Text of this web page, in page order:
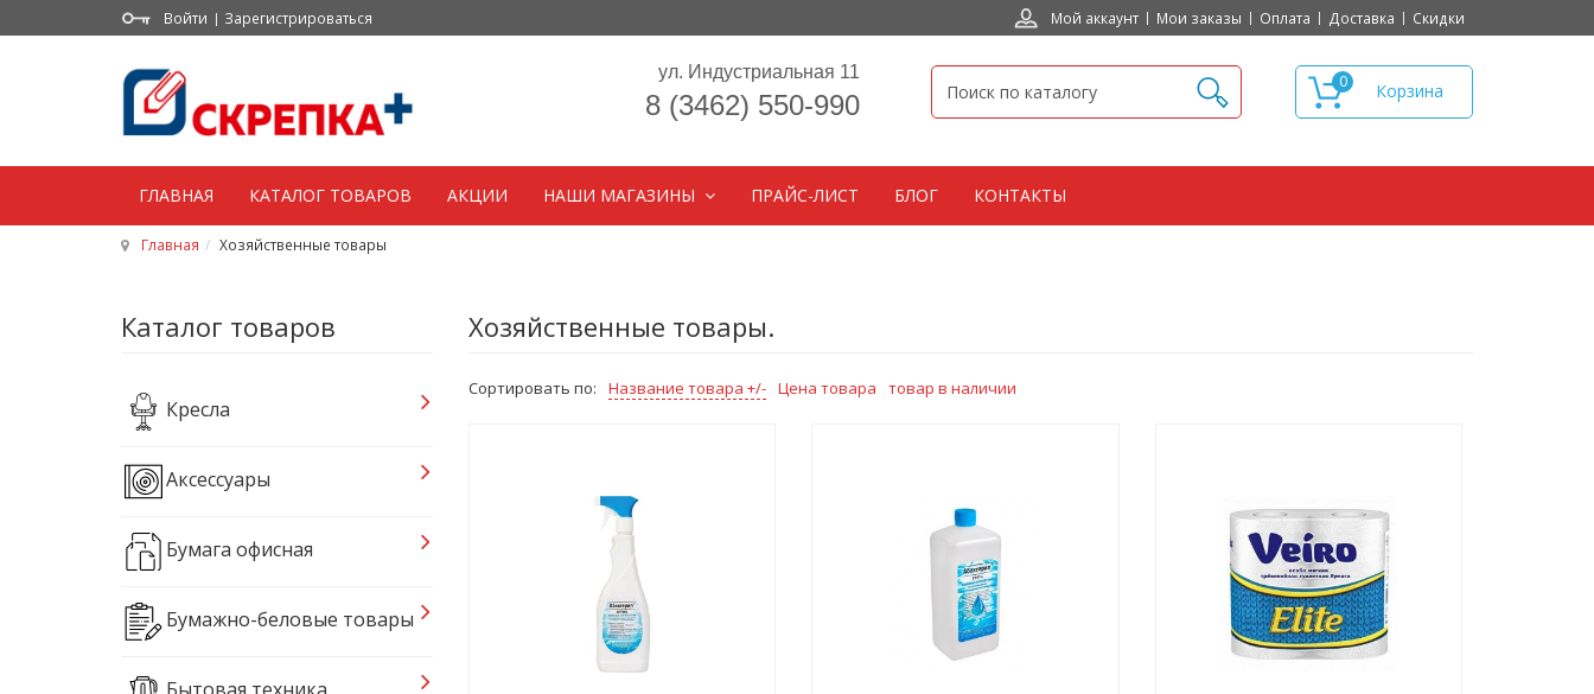
Войти Зарегистрироваться Мой аккаунт Мои заказы Оплата Доставка Скидки
ул. Индустриальная 11
8 (3462) 550-990
0
ГЛАВНАЯ КАТАЛОГ ТОВАРОВ АКЦИИ НАШИ МАГАЗИНЫ ПРАЙС-ЛИСТ БЛОГ КОНТАКТЫ
Главная Хозяйственные товары
Хозяйственные товары.
Сортировать по: Название товара +/- Цена товара товар в наличии
Каталог товаров
Кресла
Аксессуары
Бумага офисная
Бумажно-беловые товары